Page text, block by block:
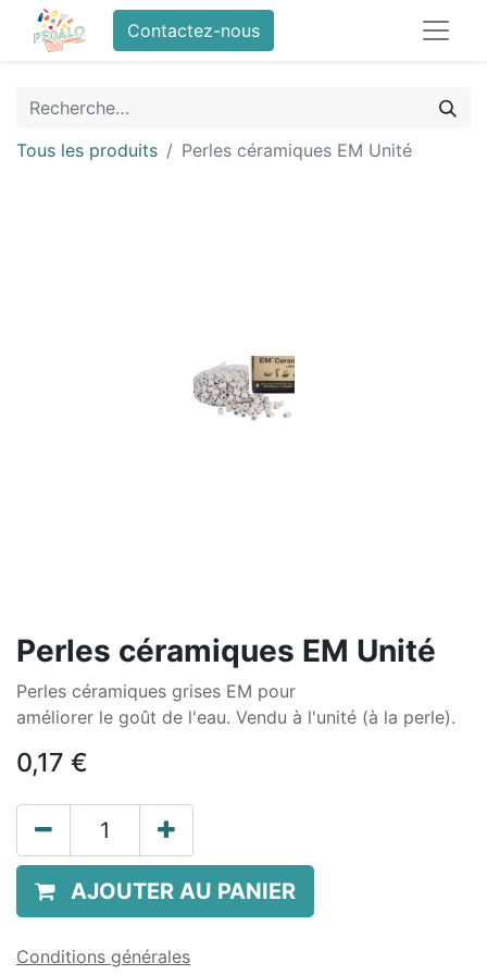
Contactez-nous
Tous les produits Perles céramiques EM Unité
Perles céramiques EM Unité
Perles céramiques grises EM pour
améliorer le goût de l'eau. Vendu à l'unité (à la perle).
0,17 €
AJOUTER AU PANIER
Conditions générales